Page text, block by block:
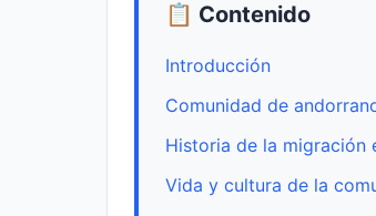
📋 Contenido
Introducción
Comunidad de
Historia de la migración
Vida y cultura de la